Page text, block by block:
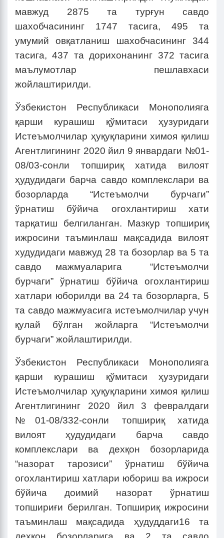
мавжуд 2875 та турғун савдо
шахобчасининг 1747 тасига, 495 та
умумий овқатланиш шахобчасининг 344
тасига, 437 та дорихонанинг 372 тасига
маълумотлар пешлавхаси
жойлаштирилди.
Ўзбекистон Республикаси Монополияга
қарши курашиш қўмитаси ҳузуридаги
Истеъмолчилар ҳуқуқларини химоя қилиш
Агентлигининг 2020 йил 9 январдаги №01-
08/03-сонли топшириқ хатида вилоят
ҳудудидаги барча савдо комплекслари ва
бозорларда “Истеъмолчи бурчаги”
ўрнатиш бўйича огохлантириш хати
тарқатиш белгиланган. Мазкур топшириқ
ижросини таъминлаш мақсадида вилоят
худудидаги мавжуд 28 та бозорлар ва 5 та
савдо мажмуаларига “Истеъмолчи
бурчаги” ўрнатиш бўйича огохлантириш
хатлари юборилди ва 24 та бозорларга, 5
та савдо мажмуасига истеъмолчилар учун
қулай бўлган жойларга “Истеъмолчи
бурчаги” жойлаштирилди.
Ўзбекистон Республикаси Монополияга
қарши курашиш қўмитаси ҳузуридаги
Истеъмолчилар ҳуқуқларини химоя қилиш
Агентлигининг 2020 йил 3 февралдаги
№01-08/332-сонли топшириқ хатида
вилоят ҳудудидаги барча савдо
комплекслари ва дехқон бозорларида
“назорат тарозиси” ўрнатиш бўйича
огохлантириш хатлари юбориш ва ижроси
бўйича доимий назорат ўрнатиш
топшириғи берилган. Топшириқ ижросини
таъминлаш мақсадида ҳудуддаги16 та